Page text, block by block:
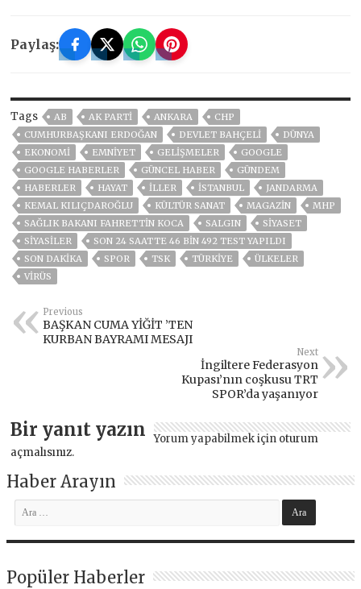
Paylaş:
Tags AB AK PARTİ ANKARA
CHP
CUMHURBAŞKANI ERDOĞAN
DEVLET BAHÇELİ
DÜNYA
EKONOMİ
EMNİYET GELIŞMELER
GOOGLE
GOOGLE HABERLER
GÜNCEL HABER
GÜNDEM
HABERLER
HAYAT İLLER ISTANBUL
JANDARMA
KEMAL KILIÇDAROĞLU
KÜLTÜR SANAT MAGAZİN
MHP
SAĞLIK BAKANI FAHRETTIN KOCA
SALGIN
SİYASET
SİYASİLER
SON 24 SAATTE 46 BIN 492 TEST YAPILDI
SON DAKIKA
SPOR TSK TÜRKİYE
ÜLKELER
VIRÜS
Previous
BAŞKAN CUMA YİĞİT ’TEN
KURBAN BAYRAMI MESAJI
Next
İngiltere Federasyon
Kupası’nın coşkusu TRT
SPOR’da yaşanıyor
Bir yanıt yazın Yorum yapabilmek için oturum
açmalısınız.
Haber Arayın
Popüler Haberler